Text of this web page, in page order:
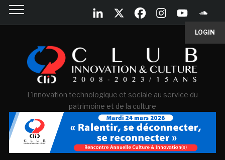
LOGIN
L'innovation technologique et sociale au service du
patrimoine et de la culture